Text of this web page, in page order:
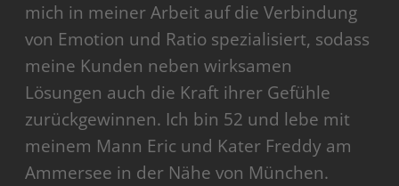
mich in meiner Arbeit auf die Verbindung
von Emotion und Ratio spezialisiert, sodass
meine Kunden neben wirksamen
Lösungen auch die Kraft ihrer Gefühle
zurückgewinnen. Ich bin 52 und lebe mit
meinem Mann Eric und Kater Freddy am
Ammersee in der Nähe von München.